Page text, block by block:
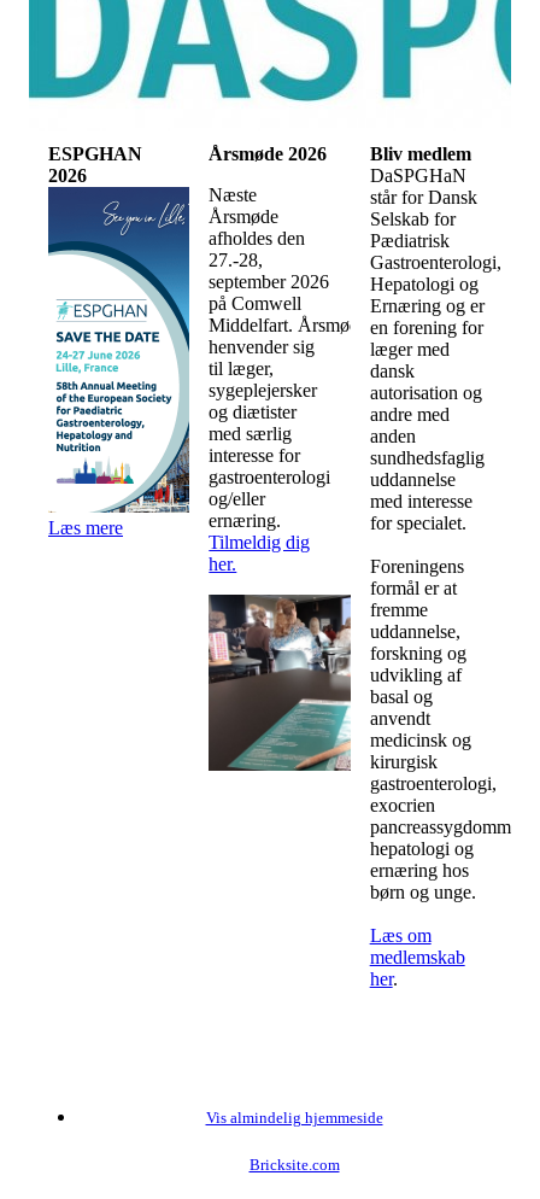
ESPGHAN
2026
Læs mere
Årsmøde 2026
Næste
Årsmøde
afholdes den
27.-28,
september 2026
på Comwell
Middelfart. Årsmødet
henvender sig
til læger,
sygeplejersker
og diætister
med særlig
interesse for
gastroenterologi
og/eller
ernæring.
Tilmeldig dig
her.
Bliv medlem
DaSPGHaN
står for Dansk
Selskab for
Pædiatrisk
Gastroenterologi,
Hepatologi og
Ernæring og er
en forening for
læger med
dansk
autorisation og
andre med
anden
sundhedsfaglig
uddannelse
med interesse
for specialet.
Foreningens
formål er at
fremme
uddannelse,
forskning og
udvikling af
basal og
anvendt
medicinsk og
kirurgisk
gastroenterologi,
exocrien
pancreassygdomme,
hepatologi og
ernæring hos
børn og unge.
Læs om
medlemskab
her.
Vis almindelig hjemmeside
Bricksite.com